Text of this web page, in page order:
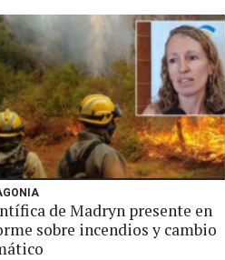
de Madryn presente en
sobre incendios y cambio